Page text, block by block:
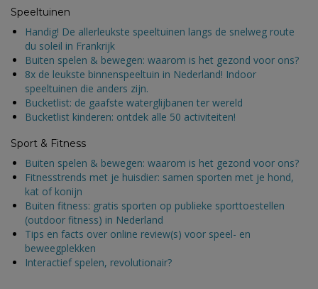
Speeltuinen
Handig! De allerleukste speeltuinen langs de snelweg route
du soleil in Frankrijk
Buiten spelen & bewegen: waarom is het gezond voor ons?
8x de leukste binnenspeeltuin in Nederland! Indoor
speeltuinen die anders zijn.
Bucketlist: de gaafste waterglijbanen ter wereld
Bucketlist kinderen: ontdek alle 50 activiteiten!
Sport & Fitness
Buiten spelen & bewegen: waarom is het gezond voor ons?
Fitnesstrends met je huisdier: samen sporten met je hond,
kat of konijn
Buiten fitness: gratis sporten op publieke sporttoestellen
(outdoor fitness) in Nederland
Tips en facts over online review(s) voor speel- en
beweegplekken
Interactief spelen, revolutionair?